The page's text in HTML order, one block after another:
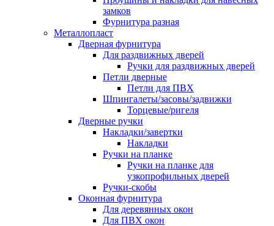
замков
Фурнитура разная
Металлопласт
Дверная фурнитура
Для раздвижных дверей
Ручки для раздвижных дверей
Петли дверные
Петли для ПВХ
Шпингалеты/засовы/задвижки
Торцевые/ригеля
Дверные ручки
Накладки/завертки
Накладки
Ручки на планке
Ручки на планке для
узкопрофильных дверей
Ручки-скобы
Оконная фурнитура
Для деревянных окон
Для ПВХ окон